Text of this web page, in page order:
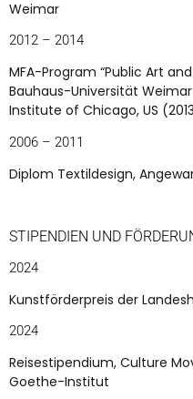
Weimar
2012 – 2014
MFA-Program “Public Art
Bauhaus-Universität
Institute of Chicago, US
2006 – 2011
Diplom Textildesign,
STIPENDIEN UND
2024
Kunstförderpreis der
2024
Reisestipendium, Culture
Goethe-Institut